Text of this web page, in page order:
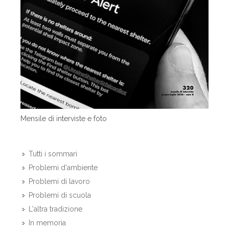
Mensile di interviste e foto
Tutti i sommari
Problemi d'ambiente
Problemi di lavoro
Problemi di scuola
L'altra tradizione
In memoria